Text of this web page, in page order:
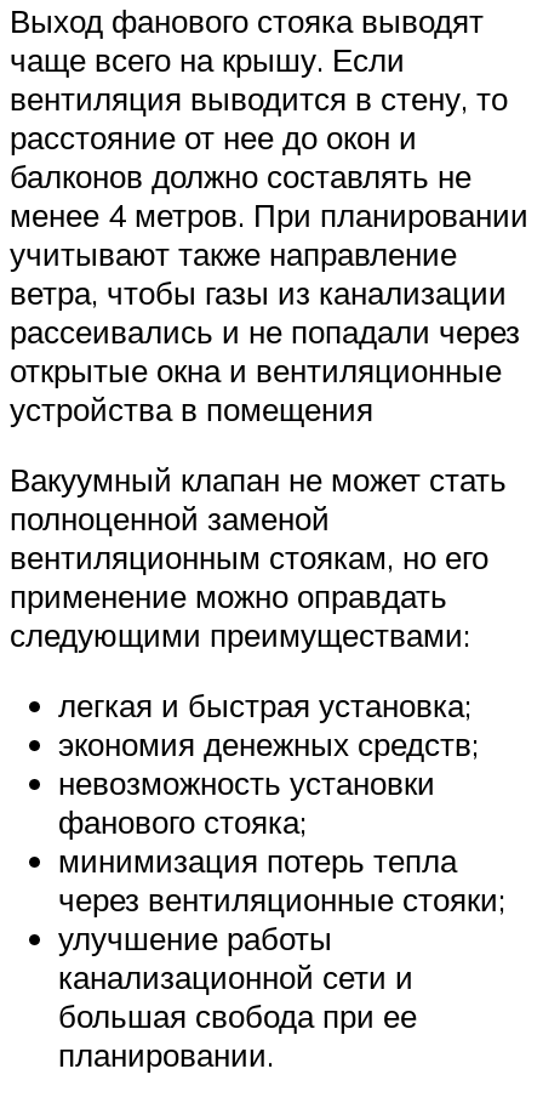
Выход фанового стояка выводят
чаще всего на крышу. Если
вентиляция выводится в стену, то
расстояние от нее до окон и
балконов должно составлять не
менее 4 метров. При планировании
учитывают также направление
ветра, чтобы газы из канализации
рассеивались и не попадали через
открытые окна и вентиляционные
устройства в помещения
Вакуумный клапан не может стать
полноценной заменой
вентиляционным стоякам, но его
применение можно оправдать
следующими преимуществами:
легкая и быстрая установка;
экономия денежных средств;
невозможность установки
фанового стояка;
минимизация потерь тепла
через вентиляционные стояки;
улучшение работы
канализационной сети и
большая свобода при ее
планировании.